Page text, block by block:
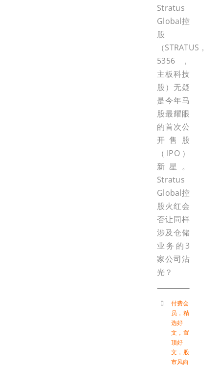
Stratus
Global控
股
（STRATUS，
5356，
主板科技
股）无疑
是今年马
股最耀眼
的首次公
开售股
（IPO）
新星。
Stratus
Global控
股火红会
否让同样
涉及仓储
业务的3
家公司沾
光？
付费会
员 ， 精
选好
文 ， 置
顶好
文 ， 股
市风向